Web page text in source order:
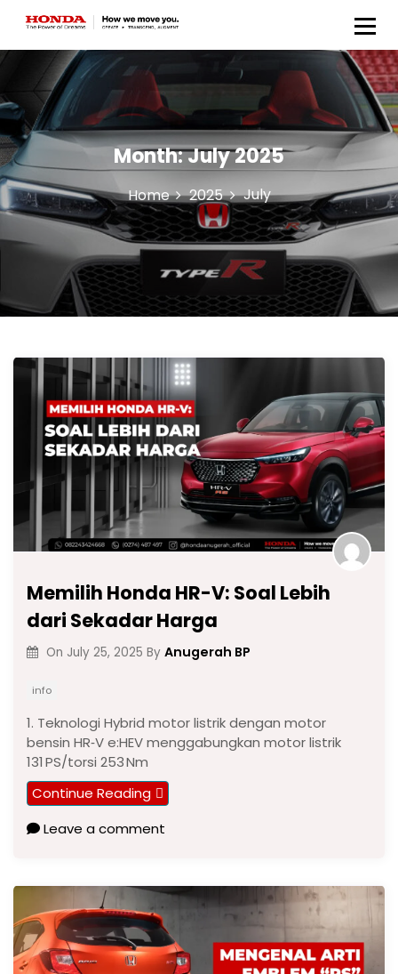
Honda Anugerah Body &
Paint
Month:July 2025
Home 2025 July
Memilih Honda HR-V: Soal Lebih
dari Sekadar Harga
On July 25, 2025 By Anugerah BP
info
1. Teknologi Hybrid motor listrik dengan motor
bensin HR‑V e:HEV menggabungkan motor listrik
131 PS/torsi 253 Nm
Continue Reading
Leave a comment